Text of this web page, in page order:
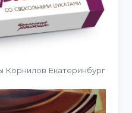
Екатеринбург